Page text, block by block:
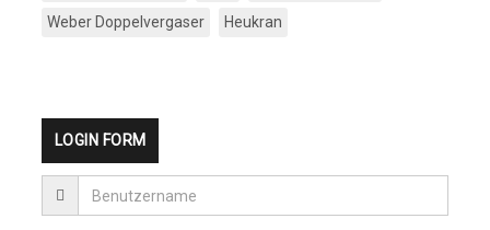
Weber Doppelvergaser
Heukran
LOGIN FORM